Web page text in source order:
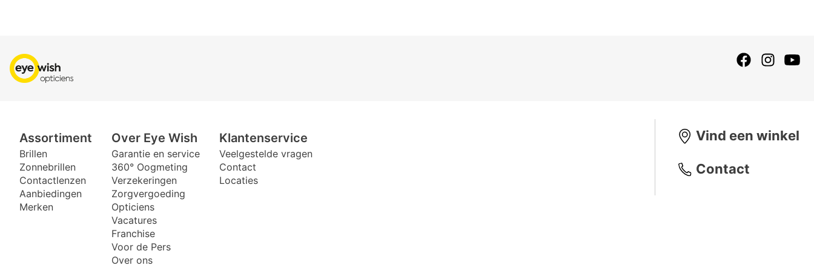
Assortiment
Brillen
Zonnebrillen
Contactlenzen
Aanbiedingen
Merken
Over Eye Wish
Garantie en service
360° Oogmeting
Verzekeringen
Zorgvergoeding
Opticiens
Vacatures
Franchise
Voor de Pers
Over ons
Klantenservice
Veelgestelde vragen
Contact
Locaties
Vind een winkel
Contact